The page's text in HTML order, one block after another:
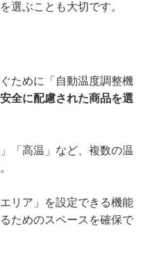
選ぶことも大切です。
ために「自動温度調整機
安全に配慮された商品を選
「高温」など、複数の温
リア」を設定できる機能
ためのスペースを確保で